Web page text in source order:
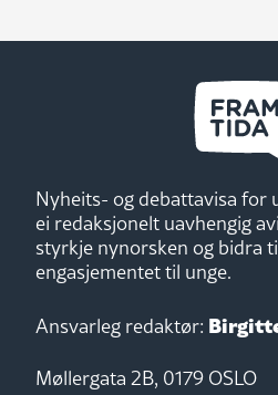
Nyheits- og debattavisa for
ei redaksjonelt uavhengig
styrkje nynorsken og bidra
engasjementet til unge.
Ansvarleg redaktør:
Møllergata 2B, 0179 OSLO